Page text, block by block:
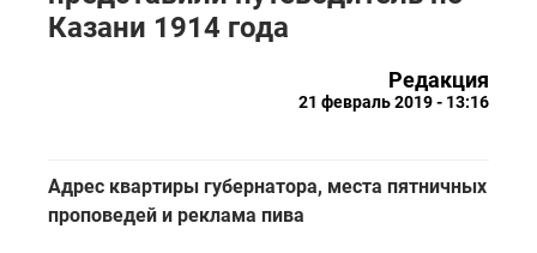
Казани 1914 года
Редакция
21 февраль 2019 - 13:16
Адрес квартиры губернатора, места пятничных
проповедей и реклама пива